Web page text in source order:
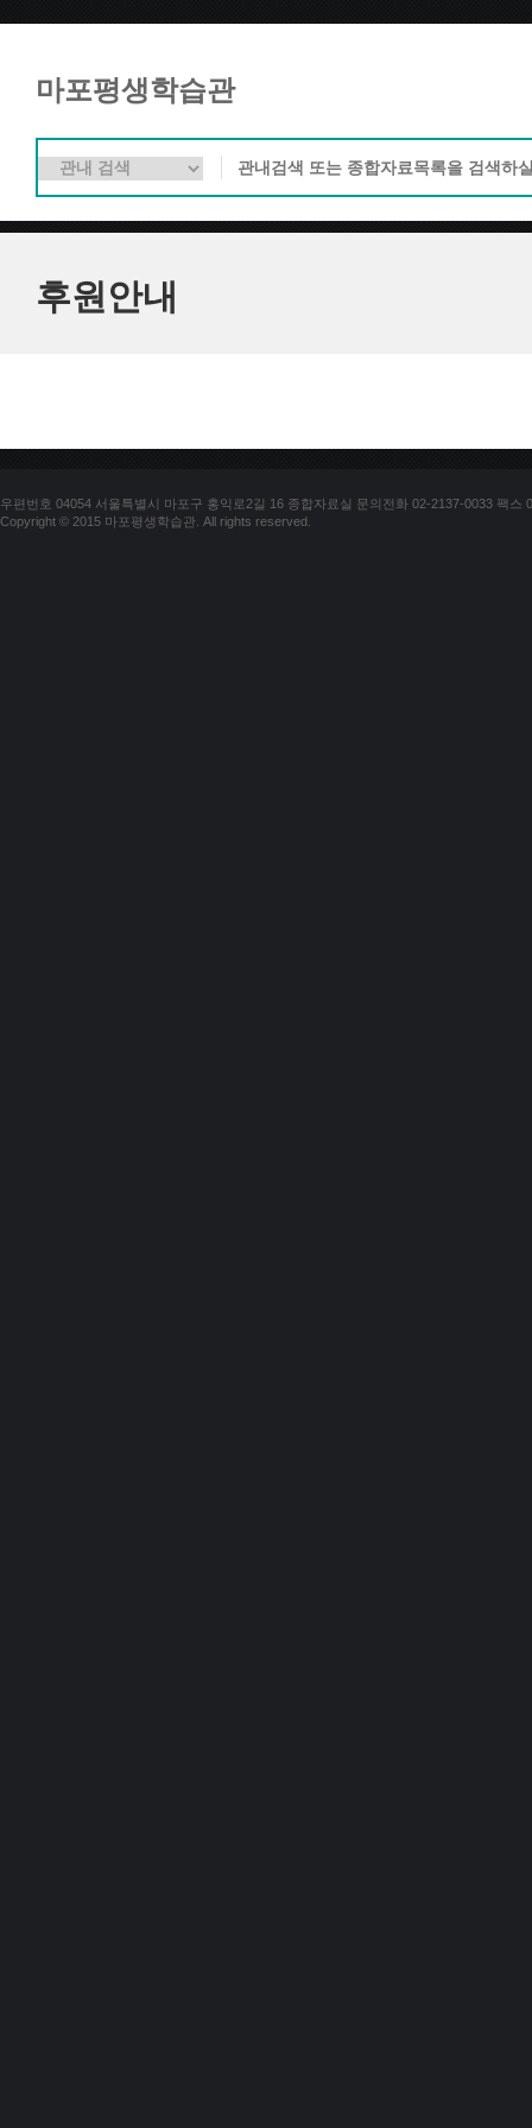
마포평생학습관
후원안내
우편번호 04054 서울특별시 마포구 홍익로2길 16 종합자료실 문의전화 02-2137-0033 팩스
Copyright © 2015 마포평생학습관. All rights reserved.